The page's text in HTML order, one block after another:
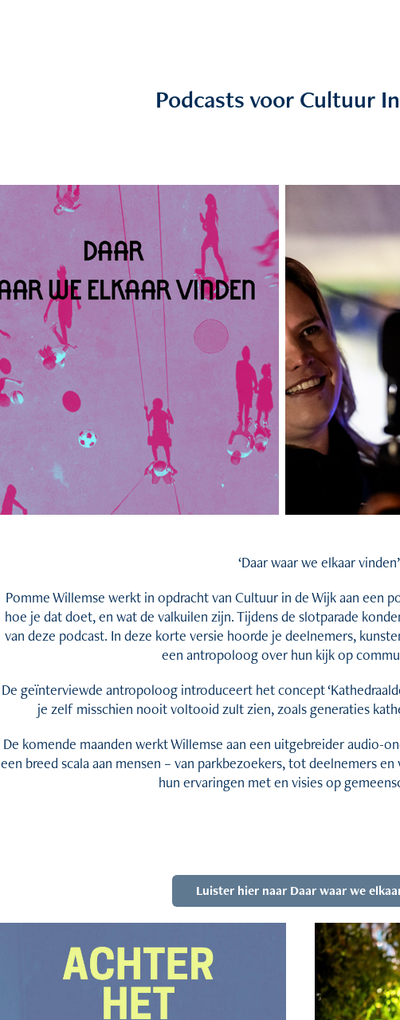
Podcasts voor Cultuur
‘Daar waar we elkaar vinden’
Pomme Willemse werkt in opdracht van Cultuur in de Wijk aan een
hoe je dat doet, en wat de valkuilen zijn. Tijdens de slotparade
van deze podcast. In deze korte versie hoorde je deelnemers,
een antropoloog over hun kijk op
De geïnterviewde antropoloog introduceert het concept
je zelf misschien nooit voltooid zult zien, zoals generaties
De komende maanden werkt Willemse aan een uitgebreider audio-
een breed scala aan mensen – van parkbezoekers, tot deelnemers
hun ervaringen met en visies op
Luister hier naar Daar waar we